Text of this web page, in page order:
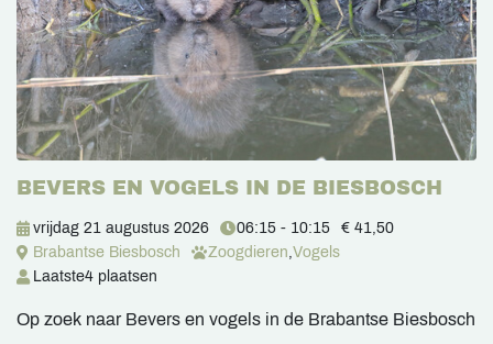
BEVERS EN VOGELS IN DE BIESBOSCH
vrijdag 21 augustus 2026 06:15 - 10:15
€ 41,50
Brabantse Biesbosch
Zoogdieren Vogels
Laatste4 plaatsen
Op zoek naar Bevers en vogels in de Brabantse Biesbosch